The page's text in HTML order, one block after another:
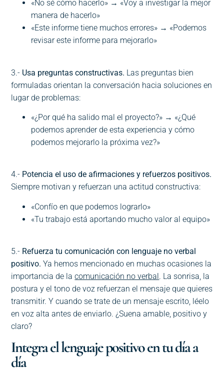
«No sé cómo hacerlo» → «Voy a investigar la mejor
manera de hacerlo»
«Este informe tiene muchos errores» → «Podemos
revisar este informe para mejorarlo»
3.- Usa preguntas constructivas. Las preguntas bien
formuladas orientan la conversación hacia soluciones en
lugar de problemas:
«¿Por qué ha salido mal el proyecto?» → «¿Qué
podemos aprender de esta experiencia y cómo
podemos mejorarlo la próxima vez?»
4.- Potencia el uso de afirmaciones y refuerzos positivos.
Siempre motivan y refuerzan una actitud constructiva:
«Confío en que podemos lograrlo»
«Tu trabajo está aportando mucho valor al equipo»
5.- Refuerza tu comunicación con lenguaje no verbal
positivo. Ya hemos mencionado en muchas ocasiones la
importancia de lacomunicación no verbal. La sonrisa, la
postura y el tono de voz refuerzan el mensaje que quieres
transmitir. Y cuando se trate de un mensaje escrito, léelo
en voz alta antes de enviarlo. ¿Suena amable, positivo y
claro?
Integra el lenguaje positivo en tu día a
día